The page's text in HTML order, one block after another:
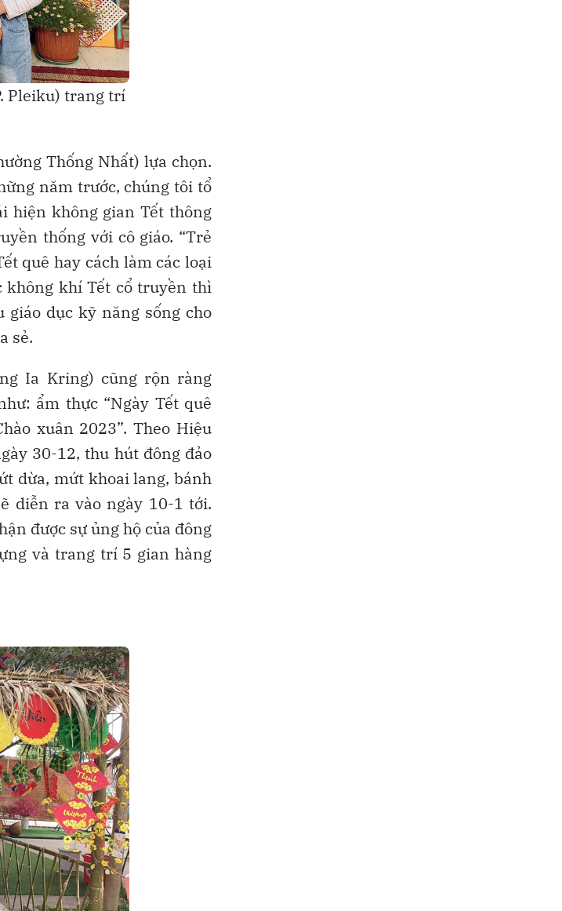
Pleiku) trang trí
Thống Nhất) lựa chọn.
năm trước, chúng tôi tổ
hiện không gian Tết thông
thống với cô giáo. “Trẻ
quê hay cách làm các loại
không khí Tết cổ truyền thì
dục kỹ năng sống cho
sẻ.
Ia Kring) cũng rộn ràng
ẩm thực “Ngày Tết quê
xuân 2023”. Theo Hiệu
30-12, thu hút đông đảo
dừa, mứt khoai lang, bánh
diễn ra vào ngày 10-1 tới.
được sự ủng hộ của đông
và trang trí 5 gian hàng